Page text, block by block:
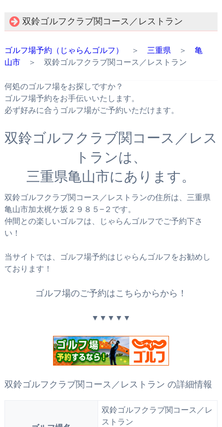
双鈴ゴルフクラブ関コース／レストラン
ゴルフ場予約（じゃらんゴルフ） ＞ 三重県 ＞ 亀
山市＞ 双鈴ゴルフクラブ関コース／レストラン
何処のゴルフ場をお探しですか？
ゴルフ場予約をお手伝いいたします。
必ず好みに合うゴルフ場がご予約いただけます。
双鈴ゴルフクラブ関コース／レス
トランは、
三重県亀山市にあります。
双鈴ゴルフクラブ関コース／レストランの住所は、三重県
亀山市加太梶ケ坂２９８５−２です。
仲間との楽しいゴルフは、じゃらんゴルフでご予約下さ
い！
当サイトでは、ゴルフ場予約はじゃらんゴルフをお勧めし
ております！
ゴルフ場のご予約はこちらからから！
▼▼▼▼▼
双鈴ゴルフクラブ関コース／レストラン の詳細情報
双鈴ゴルフクラブ関コース／レ
ストラン